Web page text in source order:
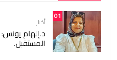
01
أخبار
د.إلهام
المستقبل.